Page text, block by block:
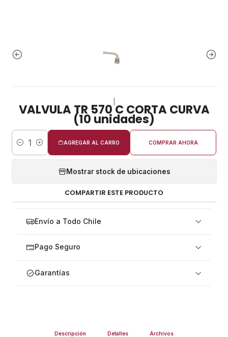
VALVULA TR 570 C CORTA CURVA
(10 unidades)
Cantidad
AGREGAR AL CARRO COMPRAR AHORA
Mostrar stock de ubicaciones
COMPARTIR ESTE PRODUCTO
Envío a Todo Chile
Pago Seguro
Garantías
Descripción Detalles Archivos